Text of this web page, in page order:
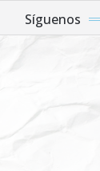
Síguenos